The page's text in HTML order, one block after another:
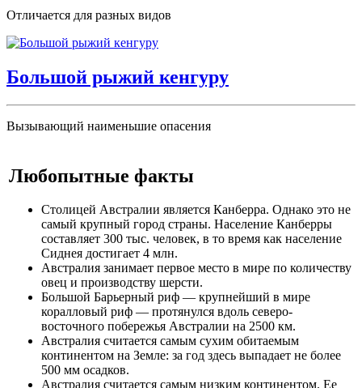
Отличается для разных видов
Большой рыжий кенгуру
Вызывающий наименьшие опасения
Любопытные факты
Столицей Австралии является Канберра. Однако это не
самый крупный город страны. Население Канберры
составляет 300 тыс. человек, в то время как население
Сиднея достигает 4 млн.
Австралия занимает первое место в мире по количеству
овец и производству шерсти.
Большой Барьерный риф — крупнейший в мире
коралловый риф — протянулся вдоль северо-
восточного побережья Австралии на 2500 км.
Австралия считается самым сухим обитаемым
континентом на Земле: за год здесь выпадает не более
500 мм осадков.
Австралия считается самым низким континентом. Ее